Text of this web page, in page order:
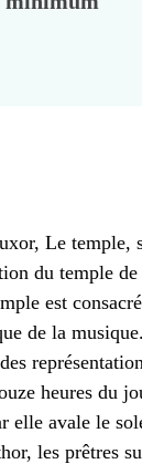
Le
du temple
est
de la
heures du
elle avale le
les prêtres